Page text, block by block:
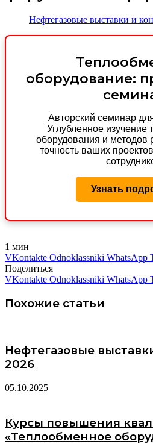
Нефтегазовые выставки и
оборудование:
Авторский семинар
Углубленное изучение
оборудования и методов
точность ваших
Узнать
1 мин
VKontakte Odnoklassniki WhatsApp
Поделиться
VKontakte Odnoklassniki WhatsApp
Похожие статьи
Нефтегазовые
2026
05.10.2025
Курсы повышения
«Теплообменное